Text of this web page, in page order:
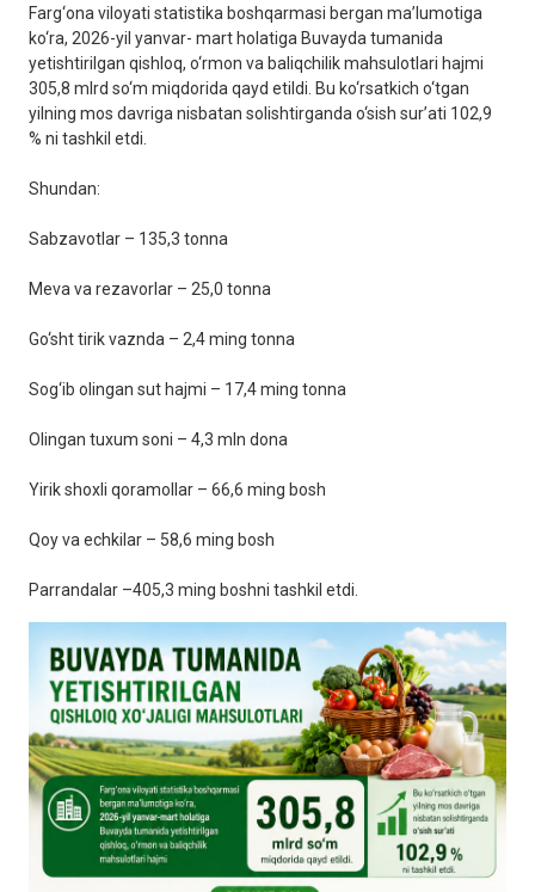
Farg‘ona viloyati statistika boshqarmasi bergan ma’lumotiga
ko‘ra, 2026-yil yanvar- mart holatiga Buvayda tumanida
yetishtirilgan qishloq, o‘rmon va baliqchilik mahsulotlari hajmi
305,8 mlrd so‘m miqdorida qayd etildi. Bu ko‘rsatkich o‘tgan
yilning mos davriga nisbatan solishtirganda o‘sish sur’ati 102,9
% ni tashkil etdi.
Shundan:
Sabzavotlar – 135,3 tonna
Meva va rezavorlar – 25,0 tonna
Go‘sht tirik vaznda – 2,4 ming tonna
Sog‘ib olingan sut hajmi – 17,4 ming tonna
Olingan tuxum soni – 4,3 mln dona
Yirik shoxli qoramollar – 66,6 ming bosh
Qoy va echkilar – 58,6 ming bosh
Parrandalar –405,3 ming boshni tashkil etdi.